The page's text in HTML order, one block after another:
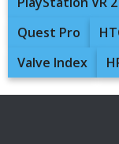
Quest Pro
Valve Index